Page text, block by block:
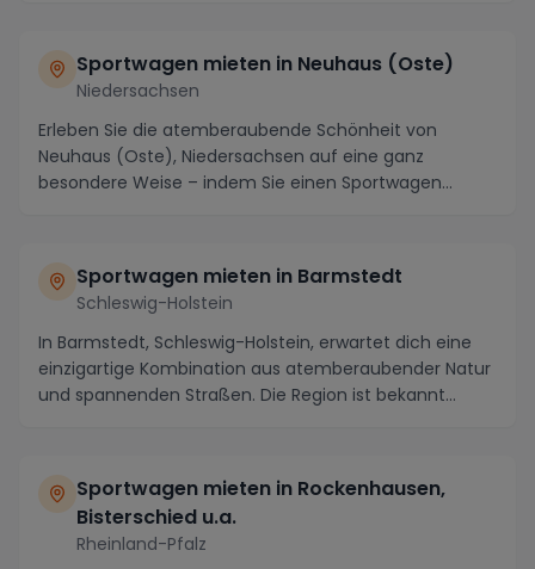
Sportwagen mieten in Neuhaus (Oste)
Niedersachsen
Erleben Sie die atemberaubende Schönheit von
Neuhaus (Oste), Niedersachsen auf eine ganz
besondere Weise – indem Sie einen Sportwagen
Sportwagen mieten in Barmstedt
Schleswig-Holstein
In Barmstedt, Schleswig-Holstein, erwartet dich eine
einzigartige Kombination aus atemberaubender Natur
und spannenden Straßen. Die Region ist bekannt...
Sportwagen mieten in Rockenhausen,
Bisterschied u.a.
Rheinland-Pfalz